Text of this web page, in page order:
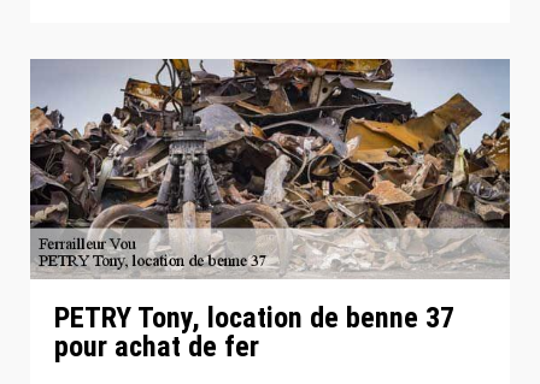
PETRY Tony, location de benne 37
pour achat de fer